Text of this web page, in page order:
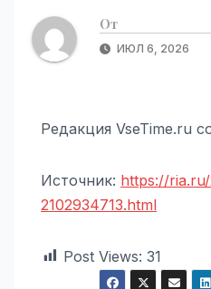
От
ИЮЛ 6, 2026
Редакция VseTime.ru
Источник: https://
2102934713.html
Post Views: 31